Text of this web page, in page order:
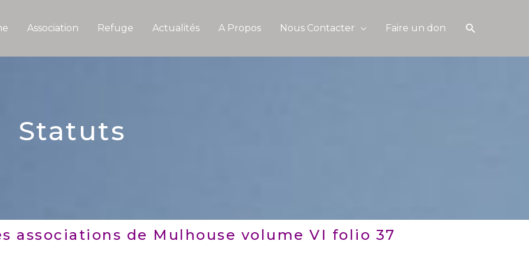
Association Refuge Actualités A Propos Nous Contacter Faire un don
Statuts
associations de Mulhouse volume VI folio 37